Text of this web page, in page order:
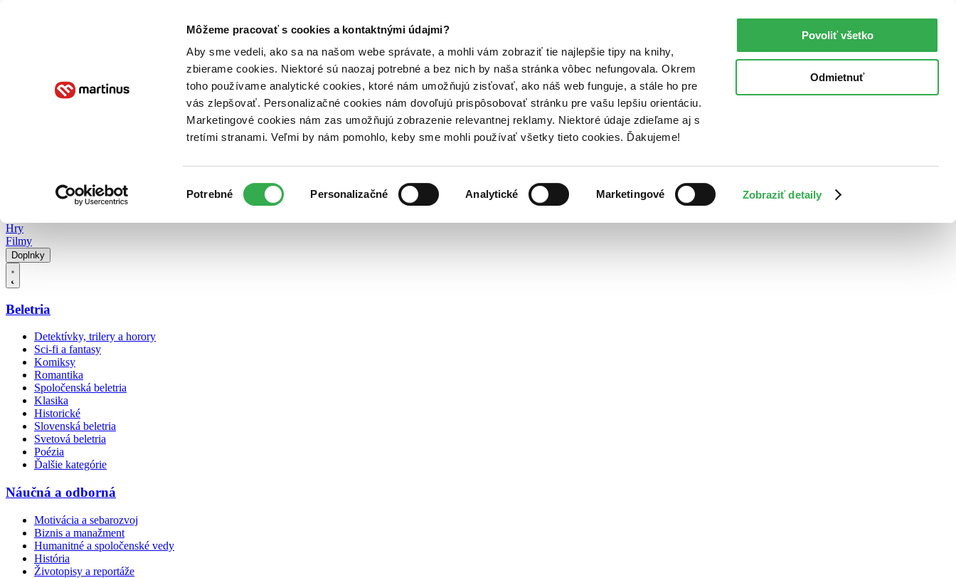
Môžeme pracovať s cookies a kontaktnými údajmi?
Aby sme vedeli, ako sa na našom webe správate, a mohli vám zobraziť tie najlepšie tipy na knihy,
zbierame cookies. Niektoré sú naozaj potrebné a bez nich by naša stránka vôbec nefungovala. Okrem
toho používame analytické cookies, ktoré nám umožňujú zisťovať, ako náš web funguje, a stále ho pre
vás zlepšovať. Personalizačné cookies nám dovoľujú prispôsobovať stránku pre vašu lepšiu orientáciu.
Marketingové cookies nám zas umožňujú zobrazenie relevantnej reklamy. Niektoré údaje zdieľame aj s
tretími stranami. Veľmi by nám pomohlo, keby sme mohli používať všetky tieto cookies. Ďakujeme!
súhlasu
Potrebné Personalizačné Analytické Marketingové Zobraziť detaily
Povoliť všetko
Odmietnuť
Poukážky Kontakt
Hry
Filmy
Doplnky
Beletria
Detektívky, trilery a horory
Sci-fi a fantasy
Komiksy
Romantika
Spoločenská beletria
Klasika
Historické
Slovenská beletria
Svetová beletria
Poézia
Ďalšie kategórie
Náučná a odborná
Motivácia a sebarozvoj
Biznis a manažment
Humanitné a spoločenské vedy
História
Životopisy a reportáže